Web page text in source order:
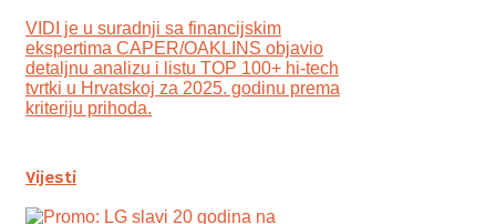
VIDI je u suradnji sa financijskim
ekspertima CAPER/OAKLINS objavio
detaljnu analizu i listu TOP 100+ hi-tech
tvrtki u Hrvatskoj za 2025. godinu prema
kriteriju prihoda.
Vijesti